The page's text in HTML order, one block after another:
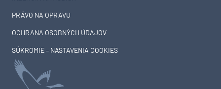
PRÁVO NA OPRAVU
OCHRANA OSOBNÝCH ÚDAJOV
SÚKROMIE – NASTAVENIA COOKIES